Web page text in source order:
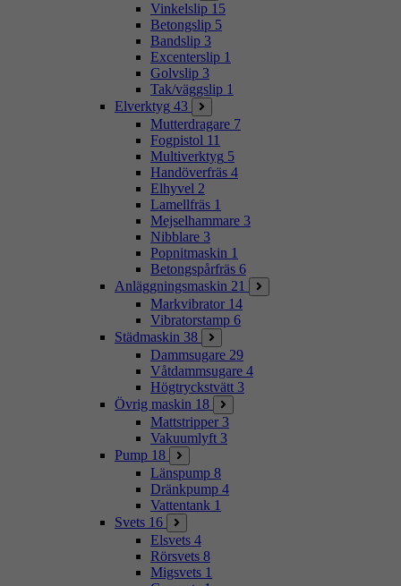
Vinkelslip 15
Betongslip 5
Bandslip 3
Excenterslip 1
Golvslip 3
Tak/väggslip 1
Elverktyg 43
Mutterdragare 7
Fogpistol 11
Multiverktyg 5
Handöverfräs 4
Elhyvel 2
Lamellfräs 1
Mejselhammare 3
Nibblare 3
Popnitmaskin 1
Betongspårfräs 6
Anläggningsmaskin 21
Markvibrator 14
Vibratorstamp 6
Städmaskin 38
Dammsugare 29
Våtdammsugare 4
Högtryckstvätt 3
Övrig maskin 18
Mattstripper 3
Vakuumlyft 3
Pump 18
Länspump 8
Dränkpump 4
Vattentank 1
Svets 16
Elsvets 4
Rörsvets 8
Migsvets 1